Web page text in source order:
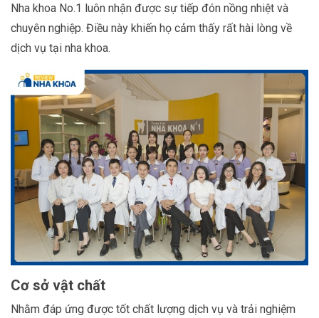
Nha khoa No.1 luôn nhận được sự tiếp đón nồng nhiệt và
chuyên nghiệp. Điều này khiến họ cảm thấy rất hài lòng về
dịch vụ tại nha khoa.
Cơ sở vật chất
Nhằm đáp ứng được tốt chất lượng dịch vụ và trải nghiệm